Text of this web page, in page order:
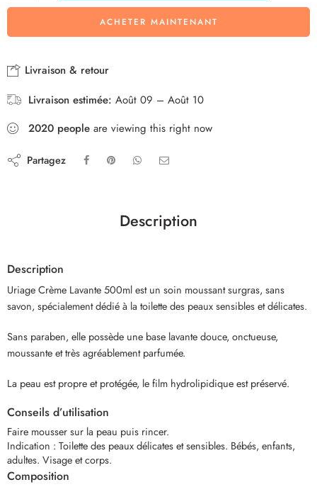
ACHETER MAINTENANT
Livraison & retour
Livraison estimée: Août 09 – Août 10
2020 people are viewing this right now
Partagez
Description
Description
Uriage Crème Lavante 500ml est un soin moussant surgras, sans
savon, spécialement dédié à la toilette des peaux sensibles et délicates.
Sans paraben, elle possède une base lavante douce, onctueuse,
moussante et très agréablement parfumée.
La peau est propre et protégée, le film hydrolipidique est préservé.
Conseils d’utilisation
Faire mousser sur la peau puis rincer.
Indication : Toilette des peaux délicates et sensibles. Bébés, enfants,
adultes. Visage et corps.
Composition